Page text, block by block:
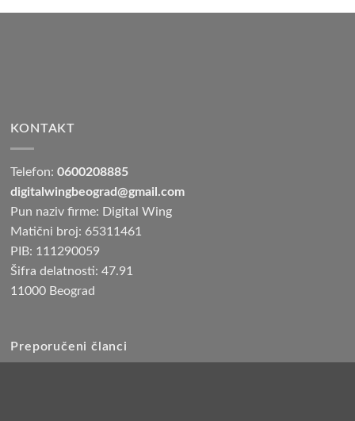
KONTAKT
Telefon:0600208885
digitalwingbeograd@gmail.com
Pun naziv firme: Digital Wing
Matični broj: 65311461
PIB: 111290059
Šifra delatnosti: 47.91
11000 Beograd
Preporučeni članci